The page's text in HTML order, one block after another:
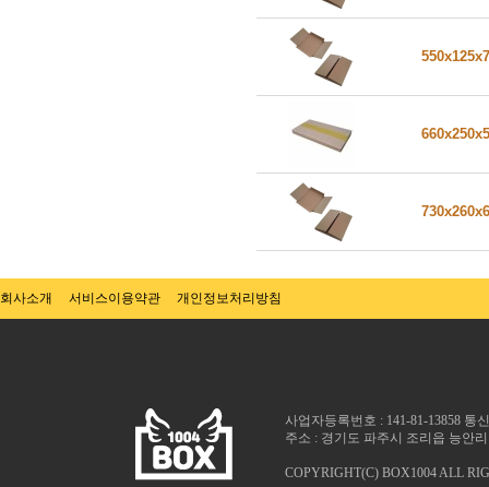
회사소개 서비스이용약관 개인정보처리방침
사업자등록번호 : 141-81-13858
주소 : 경기도 파주시 조리읍 능안
COPYRIGHT(C) BOX1004 ALL